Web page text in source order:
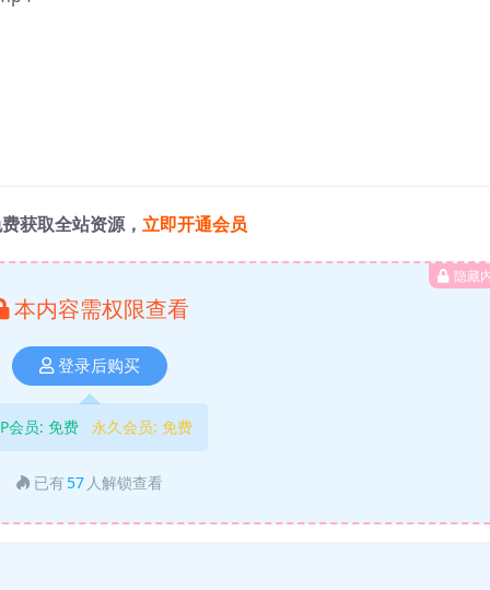
获取全站资源， 立即开通会员
隐藏
本内容需权限查看
登录后购买
会员: 免费 永久会员: 免费
已有 57 人解锁查看